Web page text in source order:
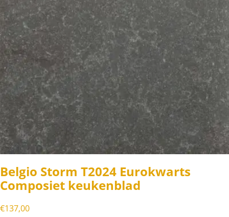
Belgio Storm T2024 Eurokwarts
Composiet keukenblad
€137,00